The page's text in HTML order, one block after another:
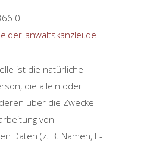
0
anwaltskanzlei.de
ist die natürliche
die allein oder
über die Zwecke
von
Daten (z. B. Namen, E-